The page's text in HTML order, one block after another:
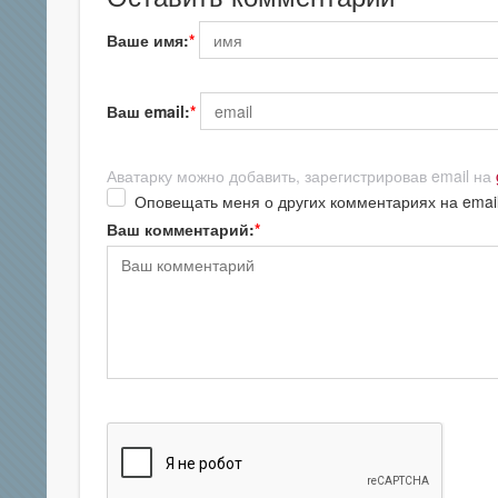
Ваше имя:
Ваш email:
Аватарку можно добавить, зарегистрировав email на
Оповещать меня о других комментариях на email
Ваш комментарий: